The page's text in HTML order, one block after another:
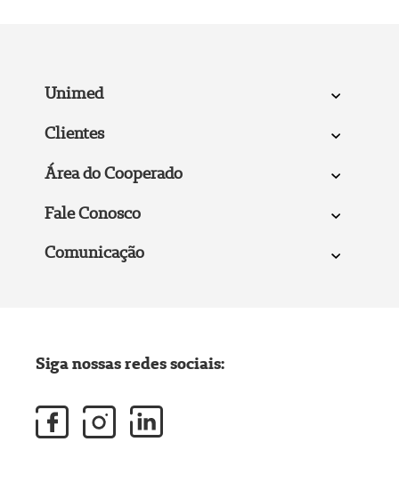
Unimed
Clientes
Área do Cooperado
Fale Conosco
Comunicação
Siga nossas redes sociais: